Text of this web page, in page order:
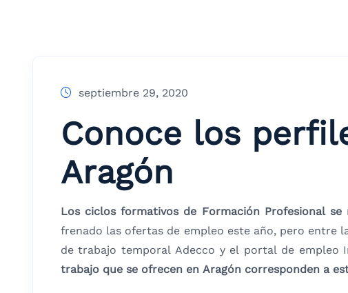
septiembre 29, 2020
Conoce los
Aragón
Los ciclos formativos de Formación Profesional
frenado las ofertas de empleo este año, pero entre
de trabajo temporal Adecco y el portal de empleo
trabajo que se ofrecen en Aragón corresponden a